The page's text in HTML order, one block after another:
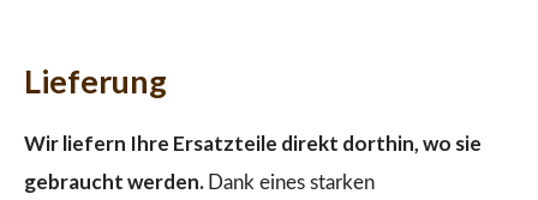
Lieferung
Wir liefern Ihre Ersatzteile direkt dorthin, wo sie
gebraucht werden. Dank eines starken